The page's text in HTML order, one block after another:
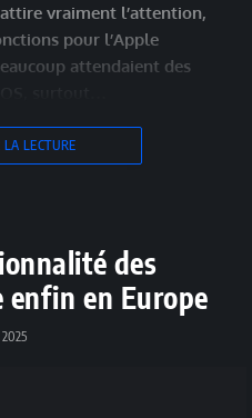
vraiment l’attention,
pour l’Apple
attendaient des
LECTURE
des
en Europe